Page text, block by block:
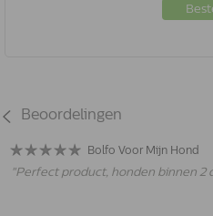
Beoordelingen
Bolfo Voor Mijn Hond
"Perfect product, honden binnen 2